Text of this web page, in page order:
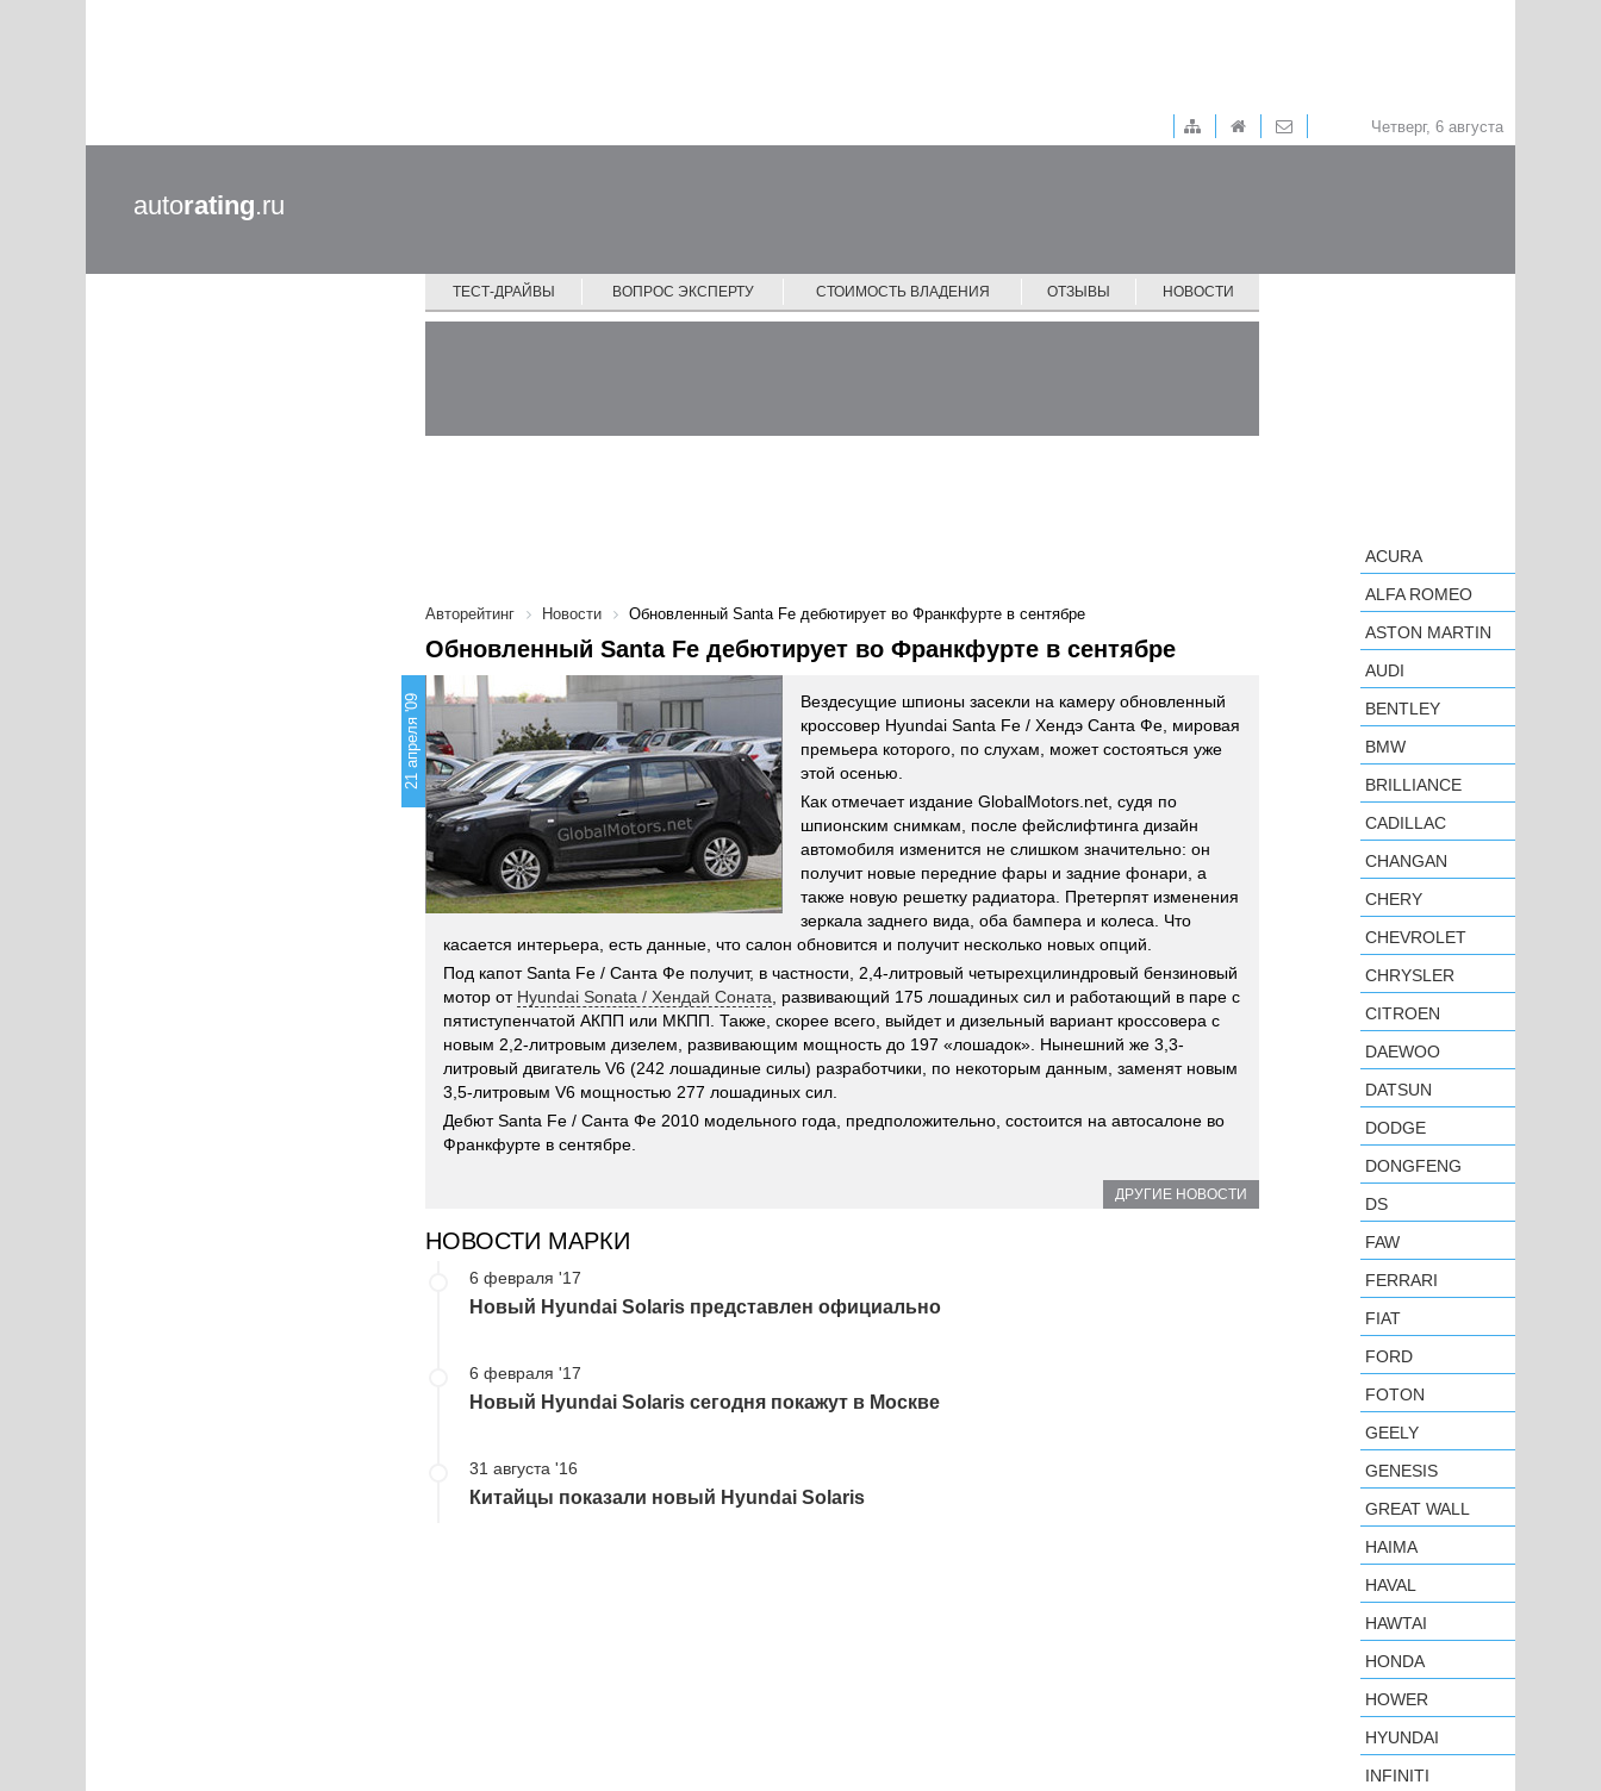
Четверг, 6 августа
autorating.ru
ТЕСТ-ДРАЙВЫ ВОПРОС ЭКСПЕРТУ СТОИМОСТЬ ВЛАДЕНИЯ ОТЗЫВЫ НОВОСТИ
Авторейтинг Новости Обновленный Santa Fe дебютирует во Франкфурте в сентябре
Обновленный Santa Fe дебютирует во Франкфурте в сентябре
21 апреля '09
Вездесущие шпионы засекли на камеру обновленный
кроссовер Hyundai Santa Fe / Хендэ Санта Фе, мировая
премьера которого, по слухам, может состояться уже
этой осенью.
Как отмечает издание GlobalMotors.net, судя по
шпионским снимкам, после фейслифтинга дизайн
автомобиля изменится не слишком значительно: он
получит новые передние фары и задние фонари, а
также новую решетку радиатора. Претерпят изменения
зеркала заднего вида, оба бампера и колеса. Что
касается интерьера, есть данные, что салон обновится и получит несколько новых опций.
Под капот Santa Fe / Санта Фе получит, в частности, 2,4-литровый четырехцилиндровый бензиновый
мотор от Hyundai Sonata / Хендай Соната , развивающий 175 лошадиных сил и работающий в паре с
пятиступенчатой АКПП или МКПП. Также, скорее всего, выйдет и дизельный вариант кроссовера с
новым 2,2-литровым дизелем, развивающим мощность до 197 «лошадок». Нынешний же 3,3-
литровый двигатель V6 (242 лошадиные силы) разработчики, по некоторым данным, заменят новым
3,5-литровым V6 мощностью 277 лошадиных сил.
Дебют Santa Fe / Санта Фе 2010 модельного года, предположительно, состоится на автосалоне во
Франкфурте в сентябре.
ДРУГИЕ НОВОСТИ
НОВОСТИ МАРКИ
6 февраля '17
Новый Hyundai Solaris представлен официально
6 февраля '17
Новый Hyundai Solaris сегодня покажут в Москве
31 августа '16
Китайцы показали новый Hyundai Solaris
ACURA
ALFA ROMEO
ASTON MARTIN
AUDI
BENTLEY
BMW
BRILLIANCE
CADILLAC
CHANGAN
CHERY
CHEVROLET
CHRYSLER
CITROEN
DAEWOO
DATSUN
DODGE
DONGFENG
DS
FAW
FERRARI
FIAT
FORD
FOTON
GEELY
GENESIS
GREAT WALL
HAIMA
HAVAL
HAWTAI
HONDA
HOWER
HYUNDAI
INFINITI